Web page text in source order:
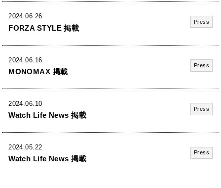
2024.06.26
FORZA STYLE 掲載
Press
2024.06.16
MONOMAX 掲載
Press
2024.06.10
Watch Life News 掲載
Press
2024.05.22
Watch Life News 掲載
Press